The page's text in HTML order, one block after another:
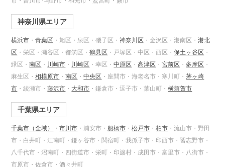
神奈川県エリア
横浜市 ・青葉区 ・旭区・泉区・磯子区・神奈川区 ・金沢区・港南区・港北
区 ・栄区・瀬谷区・都筑区・鶴見区 ・戸塚区・中区・西区・保土ヶ谷区 ・
緑区・南区 ・ 川崎市 ・ 川崎区 ・幸区・中原区 ・高津区 ・宮前区 ・ 多摩区 ・
麻生区・相模原市 ・南区 ・中央区 ・座間市・海老名市・寒川町・茅ヶ崎
市 ・綾瀬市・藤沢市 ・ 大和市 ・鎌倉市・逗子市・葉山町・横須賀市
千葉県エリア
千葉市（全域） ・市川市 ・浦安市・船橋市 ・松戸市 ・柏市 ・流山市・野田
市・白井町・江南町・鎌ヶ谷市・関宿町・我孫子市・印西市・習志野市・
八千代市・沼南町・四街道市・栄町・印旛村・成田市・富里市・八街市・
市原市・佐倉市・酒々井町